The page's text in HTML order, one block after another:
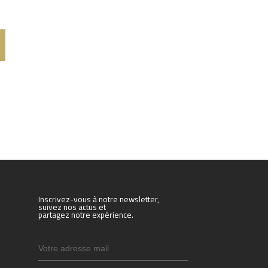
Inscrivez-vous à notre newsletter,
suivez nos actus et
partagez notre expérience.